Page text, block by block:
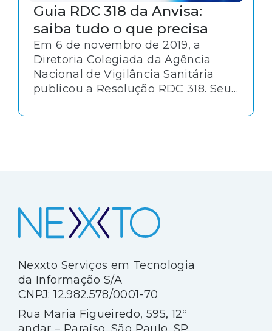
Guia RDC 318 da Anvisa:
saiba tudo o que precisa
Em 6 de novembro de 2019, a
Diretoria Colegiada da Agência
Nacional de Vigilância Sanitária
publicou a Resolução RDC 318. Seu
para a realização de estudos de
Nexxto Serviços em Tecnologia
da Informação S/A
CNPJ: 12.982.578/0001-70
Rua Maria Figueiredo, 595, 12º